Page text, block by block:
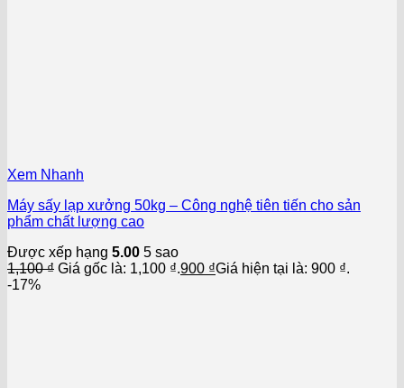
Xem Nhanh
Máy sấy lạp xưởng 50kg – Công nghệ tiên tiến cho sản
phẩm chất lượng cao
Được xếp hạng 5.00 5 sao
1,100₫ Giá gốc là: 1,100 ₫.900 ₫Giá hiện tại là: 900 ₫.
-17%